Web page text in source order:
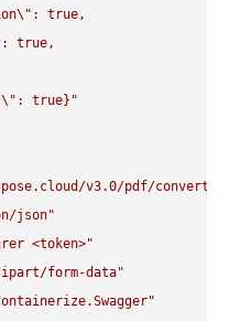
\" : true,
: true,
\" : true}"
v3.0/pdf/convert/
json"
<token>"
form-data"